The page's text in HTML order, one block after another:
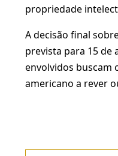
propriedade
A decisão final
prevista para 15 de
envolvidos buscam
americano a rever